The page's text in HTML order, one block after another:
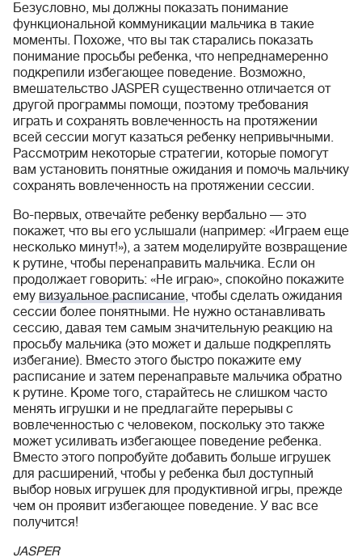
Безусловно, мы должны показать понимание
функциональной коммуникации мальчика в такие
моменты. Похоже, что вы так старались показать
понимание просьбы ребенка, что непреднамеренно
подкрепили избегающее поведение. Возможно,
вмешательство JASPER существенно отличается от
другой программы помощи, поэтому требования
играть и сохранять вовлеченность на протяжении
всей сессии могут казаться ребенку непривычными.
Рассмотрим некоторые стратегии, которые помогут
вам установить понятные ожидания и помочь мальчику
сохранять вовлеченность на протяжении сессии.
Во-первых, отвечайте ребенку вербально — это
покажет, что вы его услышали (например: «Играем еще
несколько минут!»), а затем моделируйте возвращение
к рутине, чтобы перенаправить мальчика. Если он
продолжает говорить: «Не играю», спокойно покажите
ему визуальное расписание, чтобы сделать ожидания
сессии более понятными. Не нужно останавливать
сессию, давая тем самым значительную реакцию на
просьбу мальчика (это может и дальше подкреплять
избегание). Вместо этого быстро покажите ему
расписание и затем перенаправьте мальчика обратно
к рутине. Кроме того, старайтесь не слишком часто
менять игрушки и не предлагайте перерывы с
вовлеченностью с человеком, поскольку это также
может усиливать избегающее поведение ребенка.
Вместо этого попробуйте добавить больше игрушек
для расширений, чтобы у ребенка был доступный
выбор новых игрушек для продуктивной игры, прежде
чем он проявит избегающее поведение. У вас все
получится!
JASPER